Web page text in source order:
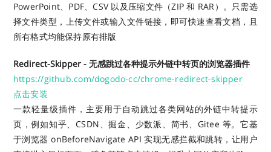
PowerPoint、PDF、CSV 以及压缩文件（ZIP 和 RAR）。只需选
择文件类型，上传文件或输入文件链接，即可快速查看文档，且
所有格式均能保持原有排版
Redirect-Skipper - 无感跳过各种提示外链中转页的浏览器插件
https://github.com/dogodo-cc/chrome-redirect-skipper
点击安装
一款轻量级插件，主要用于自动跳过各类网站的外链中转提示
页，例如知乎、CSDN、掘金、少数派、简书、Gitee 等。它基
于浏览器 onBeforeNavigate API 实现无感拦截和跳转，让用户